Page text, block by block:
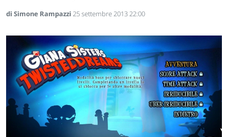
di Simone Rampazzi 25 settembre 2013 22:00